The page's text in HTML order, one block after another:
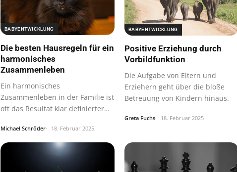
BABYENTWICKLUNG
Die besten Hausregeln für ein
harmonisches
Zusammenleben
Ein harmonisches
Zusammenleben in der Familie ist
oft das Resultat klar definierter
Michael Schröder 18. Februar 2025
BABYENTWICKLUNG
Positive Erziehung durch
Vorbildfunktion
Die Aufgabe von Eltern und
Erziehern geht über die bloße
Betreuung von Kindern hinaus.
Greta Fuchs 18. Februar 2025